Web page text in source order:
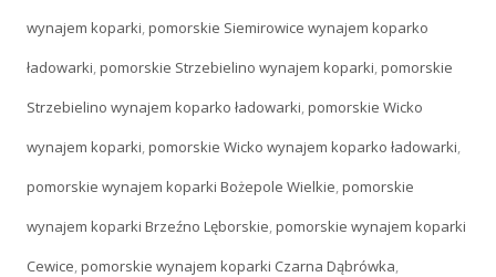
wynajem koparki,pomorskie Siemirowice wynajem koparko
ładowarki,pomorskie Strzebielino wynajem koparki,pomorskie
Strzebielino wynajem koparko ładowarki,pomorskie Wicko
wynajem koparki,pomorskie Wicko wynajem koparko ładowarki,
pomorskie wynajem koparki Bożepole Wielkie,pomorskie
wynajem koparki Brzeźno Lęborskie,pomorskie wynajem koparki
Cewice,pomorskie wynajem koparki Czarna Dąbrówka,